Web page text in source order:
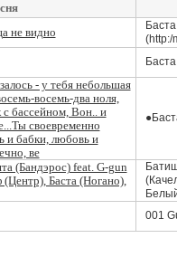
не видно
(http:/
- у тебя небольшая
восемь-два ноля,
бассейном, Вон.. и
своевременно
и бабки, любовь и
ве
(Бандэрос) feat. G-gun
Баста (Ногано),
001